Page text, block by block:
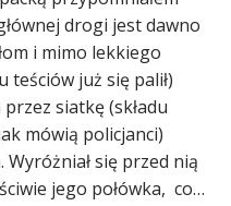
drogi jest dawno
i mimo lekkiego
już się palił)
siatkę (składu
mówią policjanci)
się przed nią
jego połówka, co…